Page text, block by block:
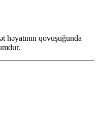
həyatının qovuşuğunda